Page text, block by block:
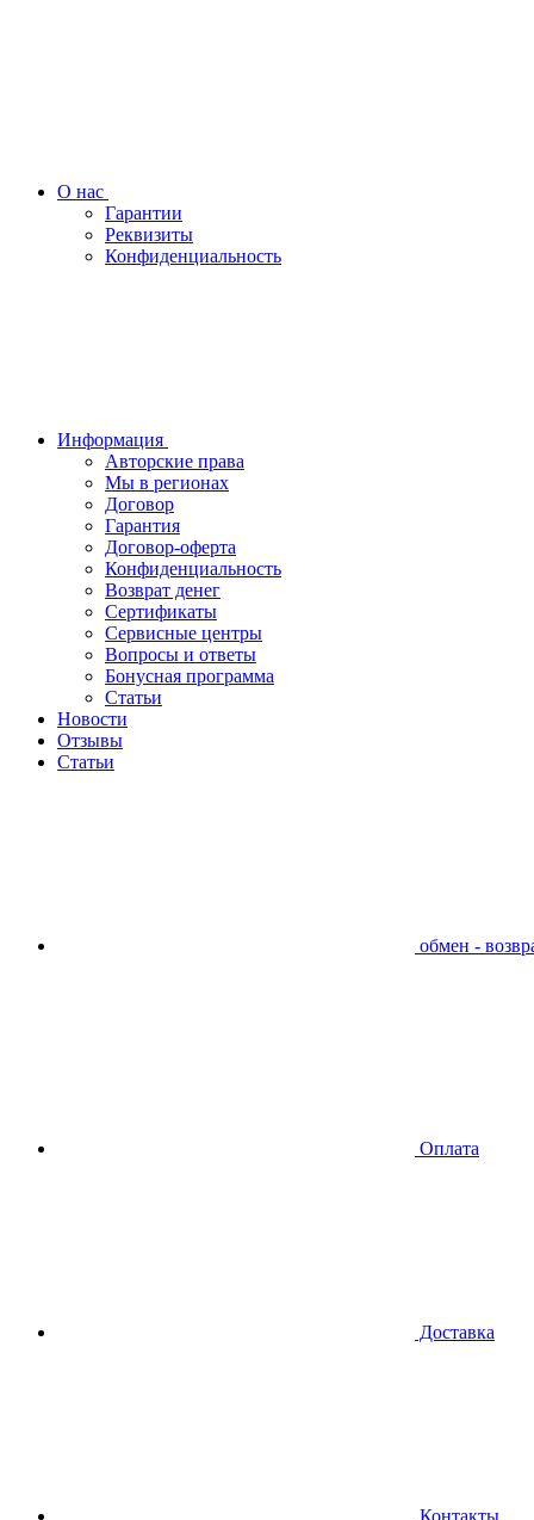
О нас
Гарантии
Реквизиты
Конфиденциальность
Информация
Авторские права
Мы в регионах
Договор
Гарантия
Договор-оферта
Конфиденциальность
Возврат денег
Сертификаты
Сервисные центры
Вопросы и ответы
Бонусная программа
Статьи
Новости
Отзывы
Статьи
обмен -
Оплата
Доставка
Контакты